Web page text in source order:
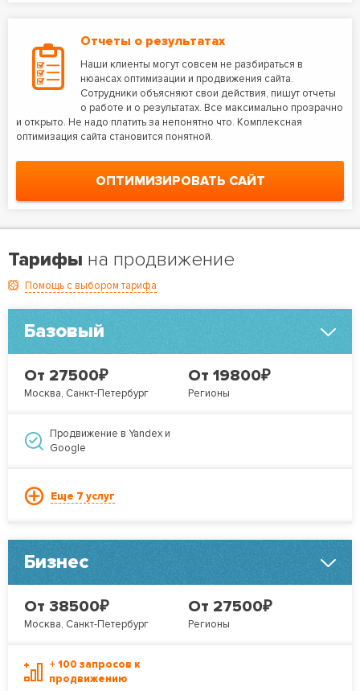
Отчеты о результатах
Наши клиенты могут совсем не разбираться в
нюансах оптимизации и продвижения сайта.
Сотрудники объясняют свои действия, пишут отчеты
о работе и о результатах. Все максимально прозрачно
и открыто. Не надо платить за непонятно что. Комплексная
оптимизация сайта становится понятной.
ОПТИМИЗИРОВАТЬ САЙТ
Тарифы на продвижение
Помощь с выбором тарифа
Базовый
От 27500₽
Москва, Санкт-Петербург
От 19800₽
Регионы
Продвижение в Yandex и
Google
Еще 7 услуг
Бизнес
От 38500₽
Москва, Санкт-Петербург
От 27500₽
Регионы
+ 100 запросов к
продвижению